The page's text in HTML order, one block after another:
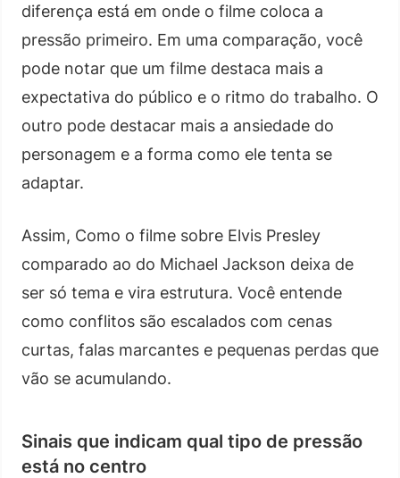
diferença está em onde o filme coloca a
pressão primeiro. Em uma comparação, você
pode notar que um filme destaca mais a
expectativa do público e o ritmo do trabalho. O
outro pode destacar mais a ansiedade do
personagem e a forma como ele tenta se
adaptar.
Assim, Como o filme sobre Elvis Presley
comparado ao do Michael Jackson deixa de
ser só tema e vira estrutura. Você entende
como conflitos são escalados com cenas
curtas, falas marcantes e pequenas perdas que
vão se acumulando.
Sinais que indicam qual tipo de pressão
está no centro